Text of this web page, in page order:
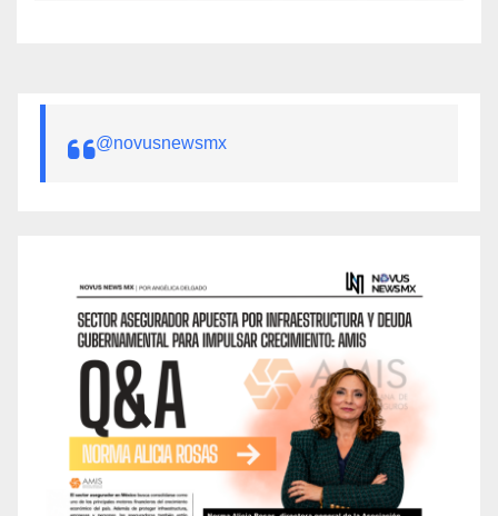
@novusnewsmx